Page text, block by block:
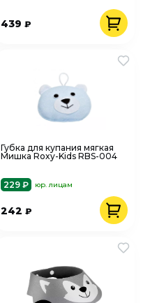
439₽
Губка для купания мягкая
Мишка Roxy-Kids RBS-004
229 ₽ юр. лицам
242₽